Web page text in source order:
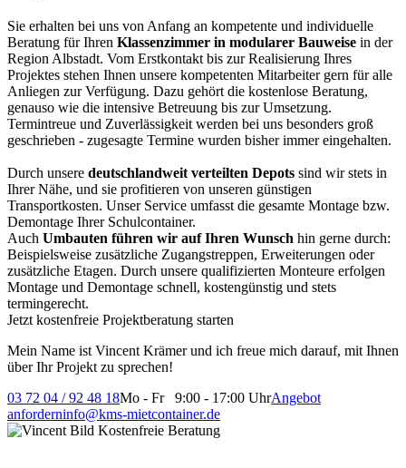
Sie erhalten bei uns von Anfang an kompetente und individuelle
Beratung für Ihren Klassenzimmer in modularer Bauweise in der
Region Albstadt. Vom Erstkontakt bis zur Realisierung Ihres
Projektes stehen Ihnen unsere kompetenten Mitarbeiter gern für alle
Anliegen zur Verfügung. Dazu gehört die kostenlose Beratung,
genauso wie die intensive Betreuung bis zur Umsetzung.
Termintreue und Zuverlässigkeit werden bei uns besonders groß
geschrieben - zugesagte Termine wurden bisher immer eingehalten.
Durch unsere deutschlandweit verteilten Depots sind wir stets in
Ihrer Nähe, und sie profitieren von unseren günstigen
Transportkosten. Unser Service umfasst die gesamte Montage bzw.
Demontage Ihrer Schulcontainer.
Auch Umbauten führen wir auf Ihren Wunsch hin gerne durch:
Beispielsweise zusätzliche Zugangstreppen, Erweiterungen oder
zusätzliche Etagen. Durch unsere qualifizierten Monteure erfolgen
Montage und Demontage schnell, kostengünstig und stets
termingerecht.
Jetzt kostenfreie Projektberatung starten
Mein Name ist Vincent Krämer und ich freue mich darauf, mit Ihnen
über Ihr Projekt zu sprechen!
03 72 04 / 92 48 18Mo - Fr 9:00 - 17:00 UhrAngebot
anforderninfo@kms-mietcontainer.de